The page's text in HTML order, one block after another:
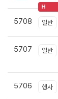
H
5708 일반
5707 일반
5706 행사